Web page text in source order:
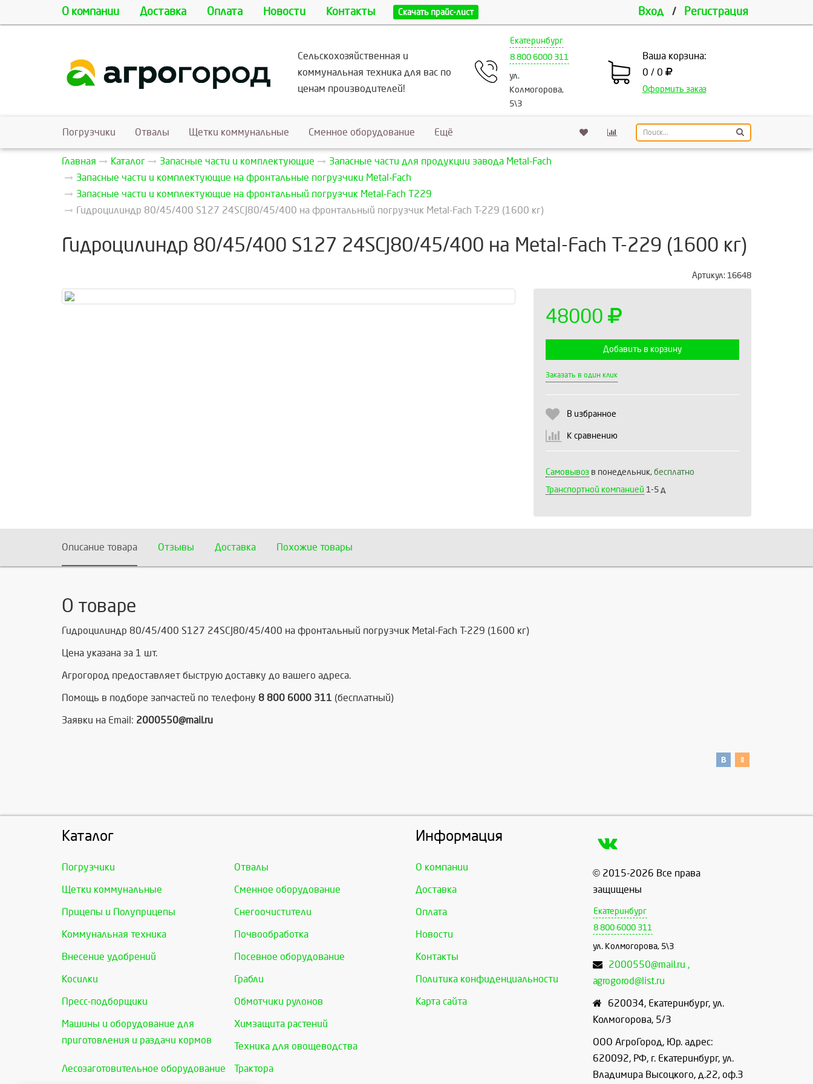
О компании Доставка Оплата Новости Контакты Скачать прайс-лист Вход / Регистрация
Сельскохозяйственная и
коммунальная техника для вас по
ценам производителей!
Екатеринбург
8 800 6000 311
ул.
Колмогорова,
5\3
Ваша корзина:
0 / 0
Оформить заказ
Погрузчики Отвалы Щетки коммунальные Сменное оборудование Ещё
Главная Каталог Запасные части и комплектующие
Запасные части для продукции завода Metal-Fach
Запасные части и комплектующие на фронтальные погрузчики Metal-Fach
Запасные части и комплектующие на фронтальный погрузчик Metal-Fach T229
Гидроцилиндр 80/45/400 S127 24SCJ80/45/400 на фронтальный погрузчик Metal-Fach T-229 (1600 кг)
Гидроцилиндр 80/45/400 S127 24SCJ80/45/400 на Metal-Fach T-229 (1600 кг)
Артикул: 16648
48000
Добавить в корзину
Заказать в один клик
В избранное
К сравнению
Самовывоз в понедельник, бесплатно
Транспортной компанией 1-5 д
Описание товара Отзывы Доставка Похожие товары
О товаре
Гидроцилиндр 80/45/400 S127 24SCJ80/45/400 на фронтальный погрузчик Metal-Fach T-229 (1600 кг)
Цена указана за 1 шт.
Агрогород предоставляет быструю доставку до вашего адреса.
Помощь в подборе запчастей по телефону 8 800 6000 311 (бесплатный)
Заявки на Email: 2000550@mail.ru
Каталог
Погрузчики Отвалы
Щетки коммунальные Сменное оборудование
Прицепы и Полуприцепы Снегоочистители
Коммунальная техника Почвообработка
Внесение удобрений Посевное оборудование
Косилки Грабли
Пресс-подборщики Обмотчики рулонов
Машины и оборудование для
приготовления и раздачи кормов
Химзащита растений
Техника для овощеводства
Лесозаготовительное оборудование Трактора
Информация
О компании
Доставка
Оплата
Новости
Контакты
Политика конфиденциальности
Карта сайта
© 2015-2026 Все права
защищены
Екатеринбург
8 800 6000 311
ул. Колмогорова, 5\3
2000550@mail.ru ,
agrogorod@list.ru
620034, Екатеринбург, ул.
Колмогорова, 5/3
ООО АгроГород, Юр. адрес:
620092, РФ, г. Екатеринбург, ул.
Владимира Высоцкого, д.22, оф.3